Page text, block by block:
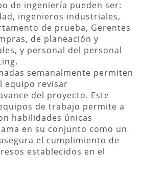
de ingeniería pueden ser:
ingenieros industriales,
de prueba, Gerentes
de planeación y
y personal del personal
semanalmente permiten
equipo revisar
del proyecto. Este
de trabajo permite a
habilidades únicas
en su conjunto como un
el cumplimiento de
establecidos en el